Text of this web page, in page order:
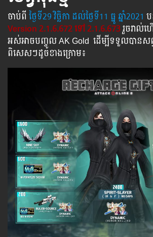
ចាប់ពី ​​ ថ្ងៃ​ទី29 វិច្ឆិកា​ ដល់​ថ្ងៃ​ទី11​ ធ្នូ​ ឆ្នាំ2021
Version 2.1.6.672 ទៅ​ 2.1.6.673រួច​​រាល់​​ហ
អស់​​អាច​​បញ្ចូល​ AK Gold ​​ ​ដើម្បី​​ទទួល​​បាន​សព្វ
ពិសេស​ៗ​ដូច​ខាង​ក្រោម៖​